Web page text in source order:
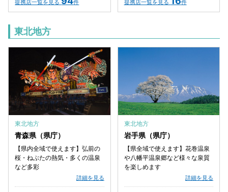
提携店一覧を見る 件 提携店一覧を見る 件
東北地方
東北地方
青森県（県庁）
【県内全域で使えます】弘前の
桜・ねぶたの熱気・多くの温泉
など多彩
詳細を見る
東北地方
岩手県（県庁）
【県全域で使えます】花巻温泉
や八幡平温泉郷など様々な泉質
を楽しめます
詳細を見る